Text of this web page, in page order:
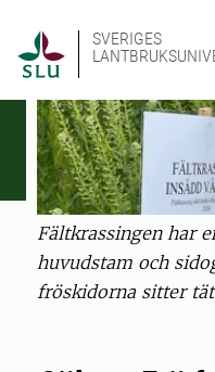
SVERIGES
Fältkrassingen har
huvudstam och
fröskidorna sitter